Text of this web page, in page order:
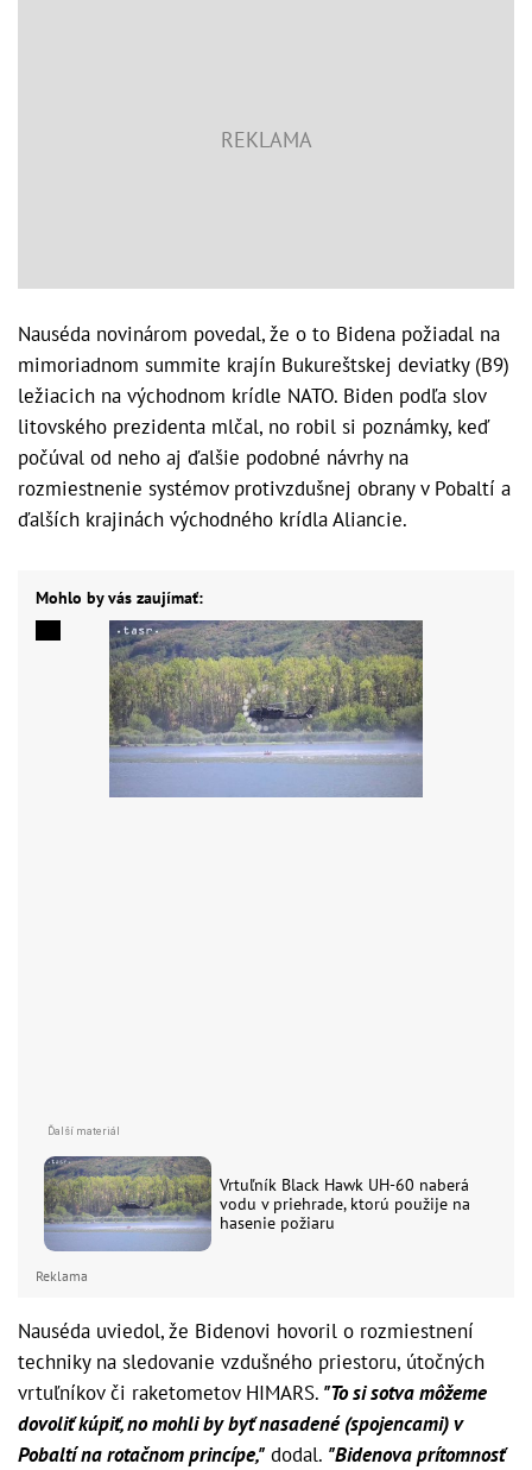
Nauséda novinárom povedal, že o to Bidena požiadal na
mimoriadnom summite krajín Bukureštskej deviatky (B9)
ležiacich na východnom krídle NATO. Biden podľa slov
litovského prezidenta mlčal, no robil si poznámky, keď
počúval od neho aj ďalšie podobné návrhy na
rozmiestnenie systémov protivzdušnej obrany v Pobaltí a
ďalších krajinách východného krídla Aliancie.
Mohlo by vás zaujímať:
Vrtuľník Black Hawk UH-60 naberá
vodu v priehrade, ktorú použije na
hasenie požiaru
Reklama
Nauséda uviedol, že Bidenovi hovoril o rozmiestnení
techniky na sledovanie vzdušného priestoru, útočných
vrtuľníkov či raketometov HIMARS. "To si sotva môžeme
dovoliť kúpiť, no mohli by byť nasadené (spojencami) v
Pobaltí na rotačnom princípe," dodal. "Bidenova prítomnosť